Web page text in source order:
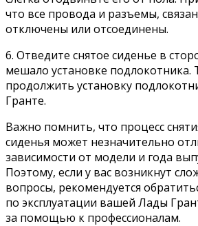
что все провода и разъемы,
отключены или отсоединены.
6. Отведите снятое сиденье в
мешало установке подлокотника.
продолжить установку
Гранте.
Важно помнить, что процесс
сиденья может незначительно
зависимости от модели и года
Поэтому, если у вас возникнут
вопросы, рекомендуется
по эксплуатации вашей Лады
за помощью к профессионалам.